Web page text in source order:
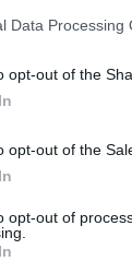
Data Processing
opt-out of the
opt-out of the
opt-out of